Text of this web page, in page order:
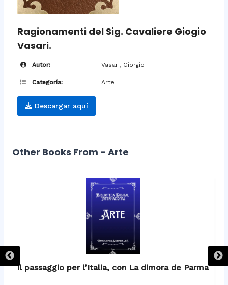
Ragionamenti del Sig. Cavaliere Giogio
Vasari.
Autor: Vasari, Giorgio
Categoría: Arte
Descargar aquí
Other Books From - Arte
Il passaggio per l’Italia, con La dimora de Parma